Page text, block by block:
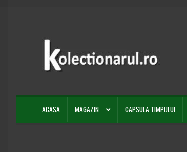
Sari
navigare
Sari
conținut
ACASA MAGAZIN CAPSULA TIMPULUI